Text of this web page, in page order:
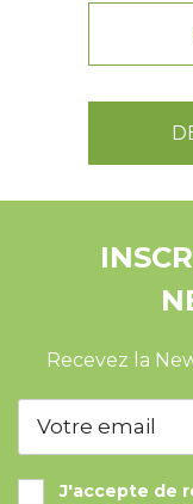
Recevez la
J'accepte de